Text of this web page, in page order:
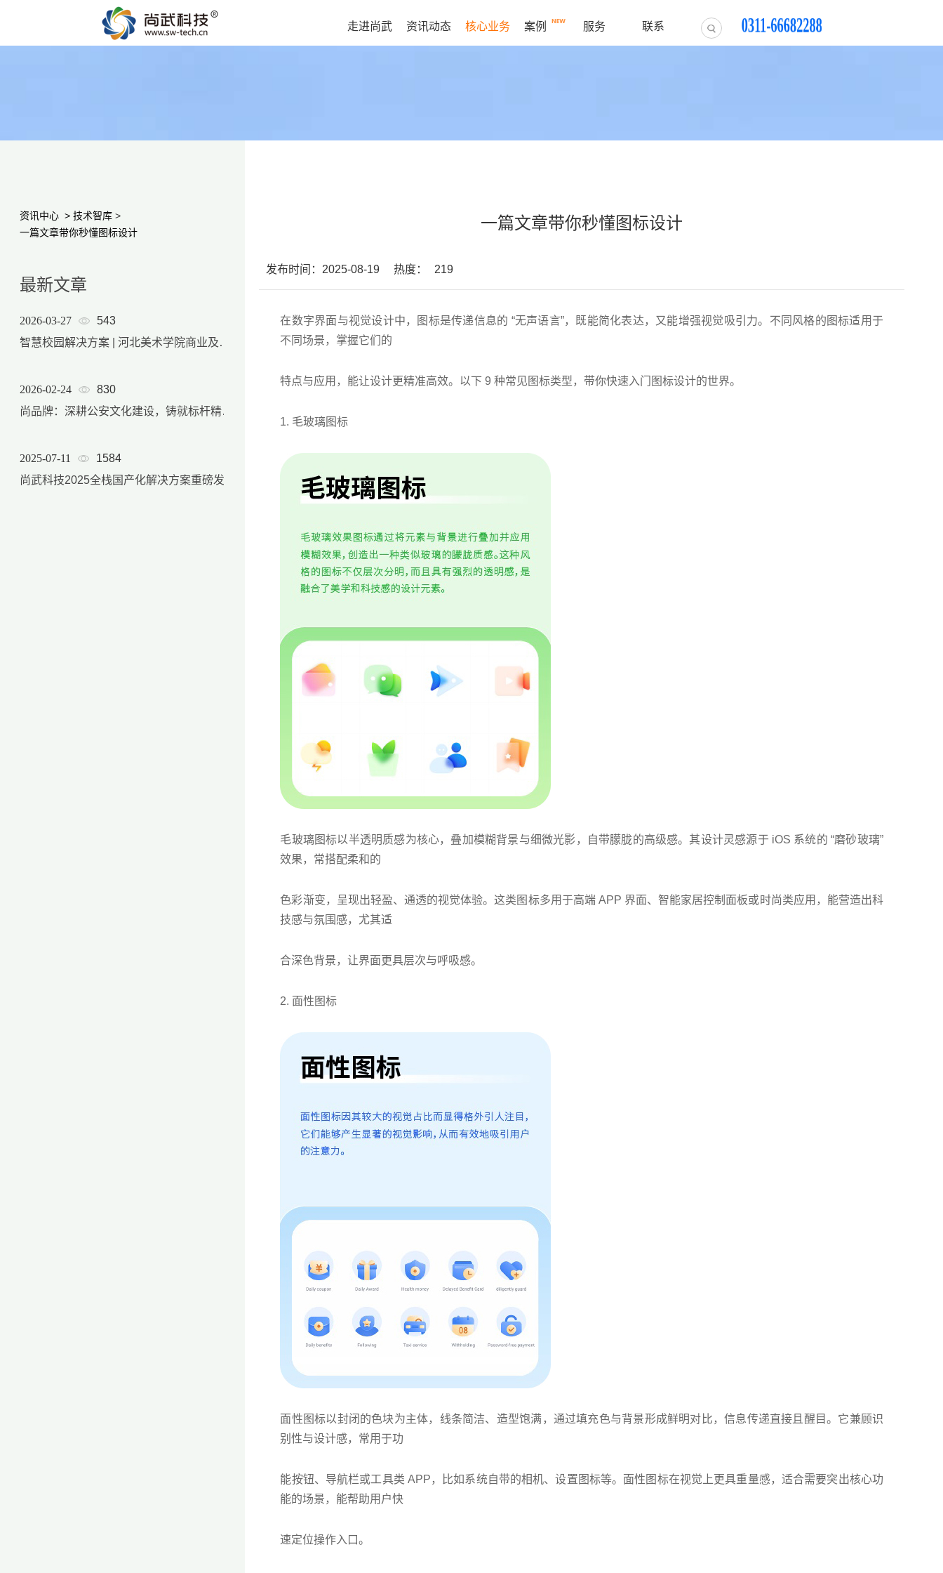
走进尚武 资讯动态 核心业务 案例 服务 联系 0311-66682288
资讯中心 > 技术智库 >
一篇文章带你秒懂图标设计
最新文章
2026-03-27
543
智慧校园解决方案 | 河北美术学院商业及后勤产品服务体系
2026-02-24
830
尚品牌：深耕公安文化建设，铸就标杆精品项目
2025-07-11
1584
一篇文章带你秒懂图标设计
发布时间：2025-08-19 热度： 219
在数字界面与视觉设计中，图标是传递信息的 “无声语言”，既能简化表达，又能增强视觉吸引力。不同风格的图标适用于
不同场景，掌握它们的
特点与应用，能让设计更精准高效。以下 9 种常见图标类型，带你快速入门图标设计的世界。
1. 毛玻璃图标
毛玻璃图标以半透明质感为核心，叠加模糊背景与细微光影，自带朦胧的高级感。其设计灵感源于 iOS 系统的 “磨砂玻璃”
效果，常搭配柔和的
色彩渐变，呈现出轻盈、通透的视觉体验。这类图标多用于高端 APP 界面、智能家居控制面板或时尚类应用，能营造出科
技感与氛围感，尤其适
合深色背景，让界面更具层次与呼吸感。
2. 面性图标
面性图标以封闭的色块为主体，线条简洁、造型饱满，通过填充色与背景形成鲜明对比，信息传递直接且醒目。它兼顾识
别性与设计感，常用于功
能按钮、导航栏或工具类 APP，比如系统自带的相机、设置图标等。面性图标在视觉上更具重量感，适合需要突出核心功
能的场景，能帮助用户快
速定位操作入口。